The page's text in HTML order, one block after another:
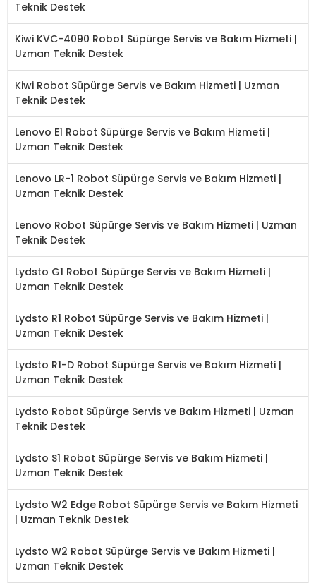
Teknik Destek
Kiwi KVC-4090 Robot Süpürge Servis ve Bakım Hizmeti |
Uzman Teknik Destek
Kiwi Robot Süpürge Servis ve Bakım Hizmeti | Uzman
Teknik Destek
Lenovo E1 Robot Süpürge Servis ve Bakım Hizmeti |
Uzman Teknik Destek
Lenovo LR-1 Robot Süpürge Servis ve Bakım Hizmeti |
Uzman Teknik Destek
Lenovo Robot Süpürge Servis ve Bakım Hizmeti | Uzman
Teknik Destek
Lydsto G1 Robot Süpürge Servis ve Bakım Hizmeti |
Uzman Teknik Destek
Lydsto R1 Robot Süpürge Servis ve Bakım Hizmeti |
Uzman Teknik Destek
Lydsto R1-D Robot Süpürge Servis ve Bakım Hizmeti |
Uzman Teknik Destek
Lydsto Robot Süpürge Servis ve Bakım Hizmeti | Uzman
Teknik Destek
Lydsto S1 Robot Süpürge Servis ve Bakım Hizmeti |
Uzman Teknik Destek
Lydsto W2 Edge Robot Süpürge Servis ve Bakım Hizmeti
| Uzman Teknik Destek
Lydsto W2 Robot Süpürge Servis ve Bakım Hizmeti |
Uzman Teknik Destek